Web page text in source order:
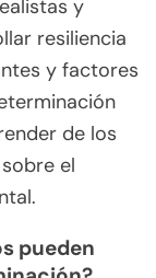
para
a través
para
la